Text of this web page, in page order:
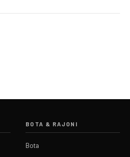
BOTA & RAJONI
Bota